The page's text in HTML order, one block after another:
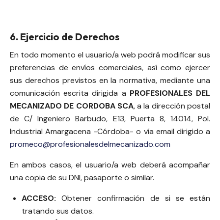
6. Ejercicio de Derechos
En todo momento el usuario/a web podrá modificar sus
preferencias de envíos comerciales, así como ejercer
sus derechos previstos en la normativa, mediante una
comunicación escrita dirigida a PROFESIONALES DEL
MECANIZADO DE CORDOBA SCA, a la dirección postal
de C/ Ingeniero Barbudo, E13, Puerta 8, 14014, Pol.
Industrial Amargacena -Córdoba- o vía email dirigido a
promeco@profesionalesdelmecanizado.com
En ambos casos, el usuario/a web deberá acompañar
una copia de su DNI, pasaporte o similar.
ACCESO: Obtener confirmación de si se están
tratando sus datos.